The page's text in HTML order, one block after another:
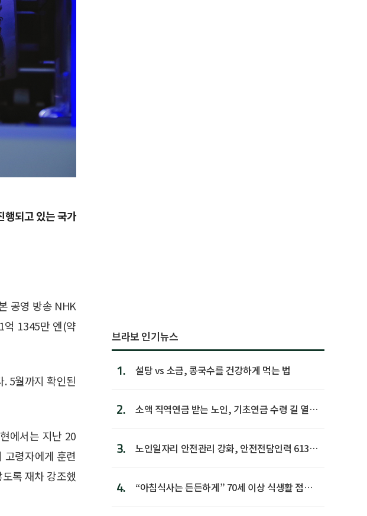
행되고 있는 국가
공영 방송 NHK
억 1345만 엔(약
5월까지 확인된
에서는 지난 20
고령자에게 훈련
록 재차 강조했
브라보 인기뉴스
1. 설탕 vs 소금, 콩국수를 건강하게 먹는 법
2.
소액 직역연금 받는 노인, 기초연금 수령 길 열린
3.
노인일자리 안전관리 강화, 안전전담인력 613명
4.
“아침식사는 든든하게” 70세 이상 식생활 점수